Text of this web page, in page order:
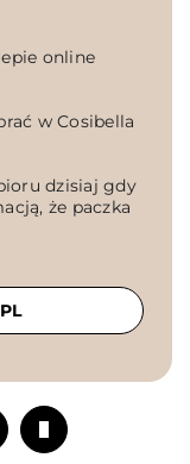
online
w Cosibella
dzisiaj gdy
że paczka